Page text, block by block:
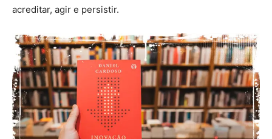
acreditar, agir e persistir.